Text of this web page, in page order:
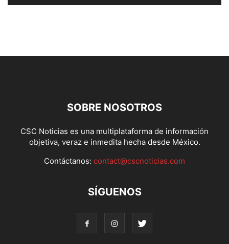
SOBRE NOSOTROS
CSC Noticias es una multiplataforma de información
objetiva, veraz e inmedita hecha desde México.
Contáctanos: contact@cscnoticias.com
SÍGUENOS